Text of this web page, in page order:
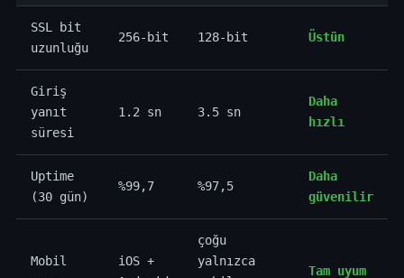
SSL bit
uzunluğu
256-bit 128-bit Üstün
Giriş
yanıt
süresi
1.2 sn 3.5 sn
Daha
hızlı
Uptime
(30 gün)
%99,7 %97,5
Daha
güvenilir
Mobil
iOS +
çoğu
yalnızca
Tam uyum